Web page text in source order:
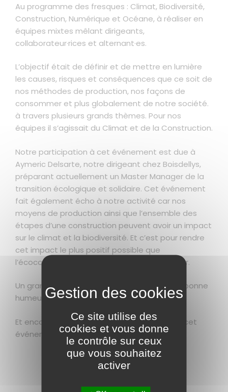
Au programme des fresques : Climat, Biodiversité,
Construction, Numérique et Océane, à réaliser en
équipes mixtes mêlant dirigeants,
collaborateur·rices et alternant·es.
L’objectif était de définir et de mettre en lumière
les causes, risques et conséquences que ce soit de
nos méthodes de production, nos façons de
consommer et plus globalement de notre société.
à travers plusieurs grands thèmes. Pour nos
équipes il s’agissait du Climat et de la Construction.
Notre participation à cet événement est due à
Aymeric Delsarte, notre dirigeant chez Boisdellys,
préparant actuellement un Master Manager de la
transition écologique et solidaire. Cet événement
fait également écho à notre activité car nos
moyens de production ainsi que l’ensemble des
étapes d’une construction peuvent avoir un impact
sur le climat et la biodiversité. Et c’est pour rendre
cet impact le plus positif possible que
l’écoconception est au cœur de notre métier.
Un grand merci aux animateur.ices pour leur bonne
humeur et la richesse de nos échanges.
Et encore bravo aux organisateurs·ices pour cet
événement.
Ce site utilise des
cookies et vous donne
le contrôle sur ceux
que vous souhaitez
activer